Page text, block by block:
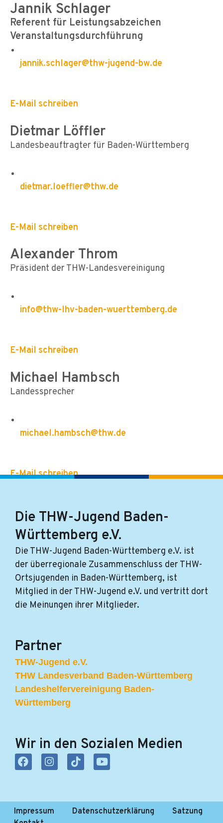
Jannik Schlager
Referent für Leistungsabzeichen
Veranstaltungsdurchführung
jannik.schlager@thw-jugend-bw.de
E-Mail schreiben
Dietmar Löffler
Landesbeauftragter für Baden-Württemberg
dietmar.loeffler@thw.de
E-Mail schreiben
Alexander Throm
Präsident der THW-Landesvereinigung
info@thw-lhv-baden-wuerttemberg.de
E-Mail schreiben
Michael Hambsch
Landessprecher
michael.hambsch@thw.de
E-Mail schreiben
Die THW-Jugend Baden-
Württemberg e.V.
Die THW-Jugend Baden-Württemberg e.V. ist
der überregionale Zusammenschluss der THW-
Ortsjugenden in Baden-Württemberg, ist
Mitglied in der THW-Jugend e.V. und vertritt dort
die Meinungen ihrer Mitglieder.
Partner
THW-Jugend e.V.
THW Landesverband Baden-Württemberg
Landeshelfervereinigung Baden-
Württemberg
Wir in den Sozialen Medien
F
a
b
o
I
n
a
g
T
i
o
k
Y
o
u
b
Impressum Datenschutzerklärung
Satzung